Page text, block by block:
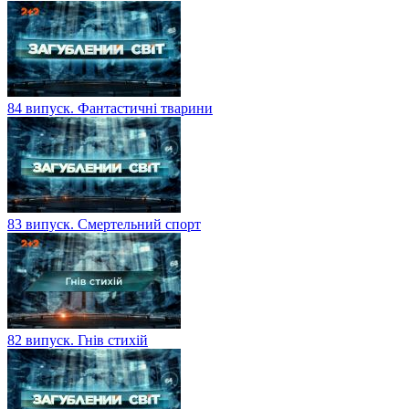
84 випуск. Фантастичні тварини
83 випуск. Смертельний спорт
82 випуск. Гнів стихій